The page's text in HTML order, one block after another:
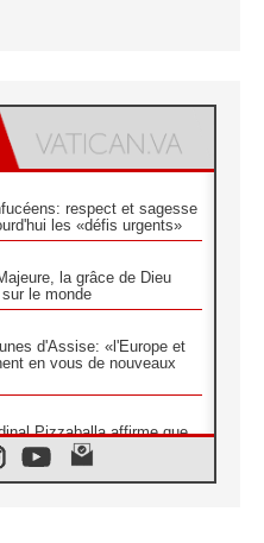
respect et sagesse
les «défis urgents»
la grâce de Dieu
le monde
d'Assise: «l'Europe et
en vous de nouveaux
Pizzaballa affirme que
la paix»